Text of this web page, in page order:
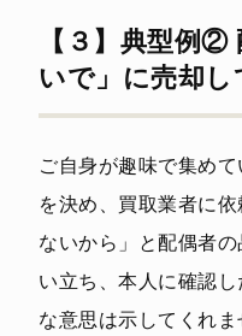
【３】典型例②
いで」に売却
ご自身が趣味で集め
を決め、買取業者に
ないから」と配偶者
い立ち、本人に確認
な意思は示してくれ